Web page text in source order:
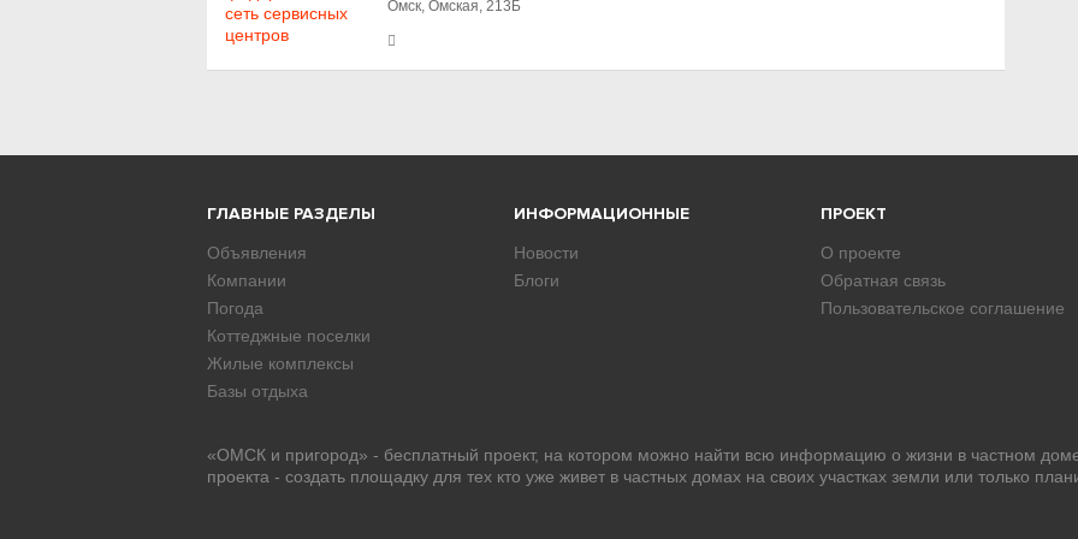
Омск, Омская, 213Б
ГЛАВНЫЕ РАЗДЕЛЫ
Объявления
Компании
Погода
Коттеджные поселки
Жилые комплексы
Базы отдыха
ИНФОРМАЦИОННЫЕ
Новости
Блоги
ПРОЕКТ
О проекте
Обратная связь
Пользовательское соглашение
«ОМСК и пригород» - бесплатный проект, на котором можно найти всю информацию о жизни в частном
проекта - создать площадку для тех кто уже живет в частных домах на своих участках земли или только